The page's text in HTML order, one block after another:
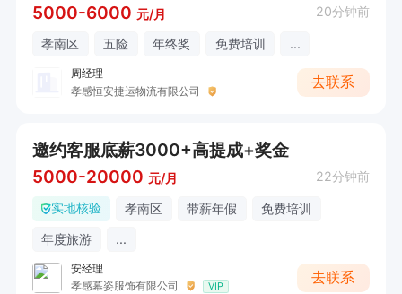
5000-6000 元/月 20分钟前
孝南区 五险 年终奖 免费培训 ...
周经理
孝感恒安捷运物流有限公司
去联系
邀约客服底薪3000+高提成+奖金
5000-20000 元/月 22分钟前
实地核验 孝南区 带薪年假
免费培训
年度旅游
...
安经理
孝感幕姿服饰有限公司
VIP
去联系